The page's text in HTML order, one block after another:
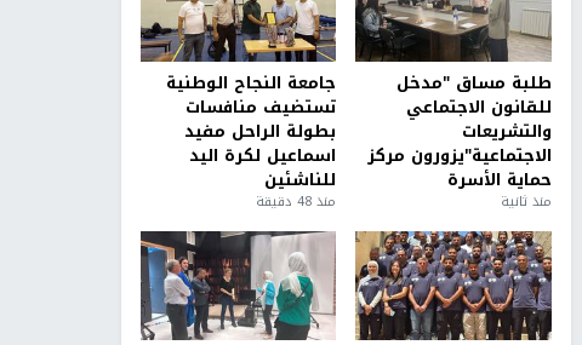
طلبة مساق "مدخل
للقانون الاجتماعي
والتشريعات
الاجتماعية"يزورون مركز
حماية الأسرة
منذ ثانية
جامعة النجاح الوطنية
تستضيف منافسات
بطولة الراحل مفيد
اسماعيل لكرة اليد
للناشئين
منذ 48 دقيقة